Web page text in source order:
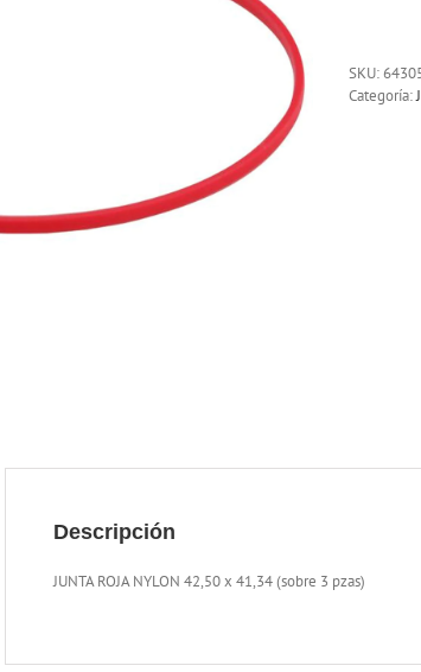
SKU:
Categoría:
Descripción
JUNTA ROJA NYLON 42,50 x 41,34 (sobre 3 pzas)